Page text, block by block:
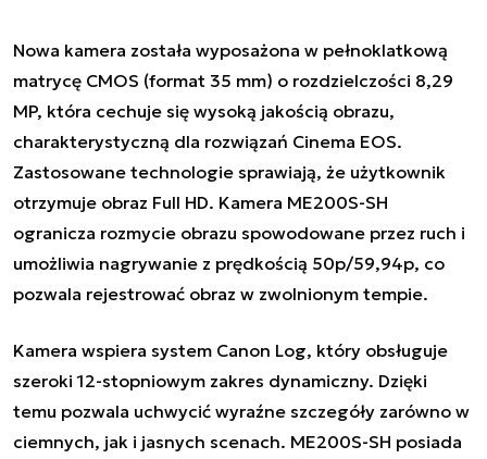
Nowa kamera została wyposażona w pełnoklatkową
matrycę CMOS (format 35 mm) o rozdzielczości 8,29
MP, która cechuje się wysoką jakością obrazu,
charakterystyczną dla rozwiązań Cinema EOS.
Zastosowane technologie sprawiają, że użytkownik
otrzymuje obraz Full HD. Kamera ME200S-SH
ogranicza rozmycie obrazu spowodowane przez ruch i
umożliwia nagrywanie z prędkością 50p/59,94p, co
pozwala rejestrować obraz w zwolnionym tempie.
Kamera wspiera system Canon Log, który obsługuje
szeroki 12-stopniowym zakres dynamiczny. Dzięki
temu pozwala uchwycić wyraźne szczegóły zarówno w
ciemnych, jak i jasnych scenach. ME200S-SH posiada